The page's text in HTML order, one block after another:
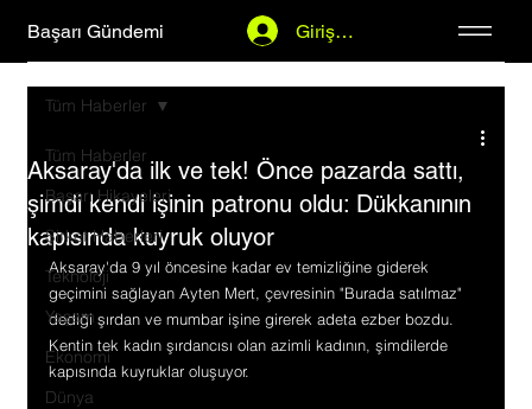
Başarı Gündemi Giriş Yap
Tüm Haberler
Başarı Hikayeleri
Şirket Haberleri
Teknoloji
Yaşam
Ekonomi
Dünya
Tüm Haberler
Aksaray'da ilk ve tek! Önce pazarda sattı,
şimdi kendi işinin patronu oldu: Dükkanının
kapısında kuyruk oluyor
Aksaray'da 9 yıl öncesine kadar ev temizliğine giderek
geçimini sağlayan Ayten Mert, çevresinin "Burada satılmaz"
dediği şırdan ve mumbar işine girerek adeta ezber bozdu.
Kentin tek kadın şırdancısı olan azimli kadının, şimdilerde
kapısında kuyruklar oluşuyor.